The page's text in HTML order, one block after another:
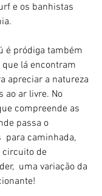
e os banhistas
é pródiga também
lá encontram
apreciar a natureza
ao ar livre. No
compreende as
passa o
para caminhada,
circuito de
uma variação da